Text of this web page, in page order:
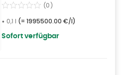
(0)
• 0,1 l (= 1995500.00 €/l)
Sofort verfügbar